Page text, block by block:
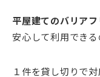
平屋建てのバリアフ
安心して利用でき
１件を貸し切りで